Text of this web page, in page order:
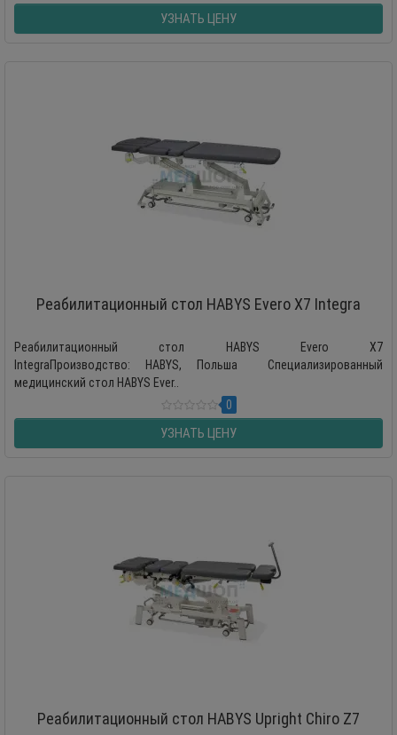
УЗНАТЬ ЦЕНУ
Реабилитационный стол HABYS Evero X7 Integra
Реабилитационный стол HABYS Evero X7
IntegraПроизводство: HABYS, Польша Специализированный
медицинский стол HABYS Ever..
0
УЗНАТЬ ЦЕНУ
Реабилитационный стол HABYS Upright Chiro Z7